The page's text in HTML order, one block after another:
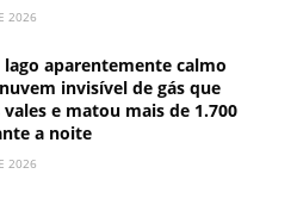
2026
lago aparentemente calmo
invisível de gás que
e matou mais de 1.700
a noite
2026